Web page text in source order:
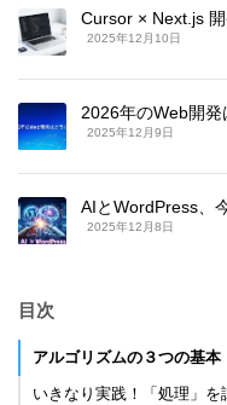
Cursor × Next.js
2025年12月10日
2026年のWeb開
2025年12月9日
AIとWordPress、
2025年12月8日
目次
アルゴリズムの３つの基本
いきなり実践！「処理」を